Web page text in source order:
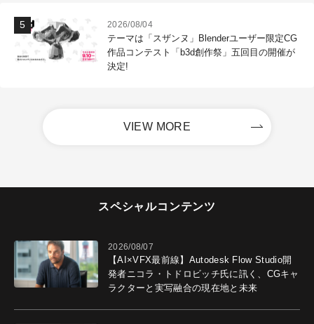
2026/08/04
テーマは「スザンヌ」Blenderユーザー限定CG
作品コンテスト「b3d創作祭」五回目の開催が
決定!
VIEW MORE
スペシャルコンテンツ
2026/08/07
【AI×VFX最前線】Autodesk Flow Studio開
発者ニコラ・トドロビッチ氏に訊く、CGキャ
ラクターと実写融合の現在地と未来